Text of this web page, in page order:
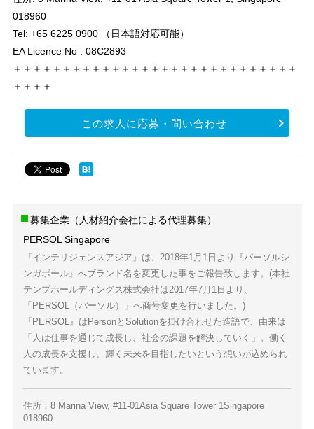
018960
Tel: +65 6225 0900 （日本語対応可能）
EA Licence No : 08C2893
＋＋＋＋＋＋＋＋＋＋＋＋＋＋＋＋＋＋＋＋＋＋＋＋＋＋＋＋＋
＋＋＋＋
この求人に応募・問い合わせ
募集企業（人材紹介会社による代理募集）
PERSOL Singapore
『インテリジェンスアジア』は、2018年1月1日より『パーソルシ
ンガポール』へブランド名を変更した事をご報告致します。(本社
テンプホールディングス株式会社は2017年7月1日より、
「PERSOL（パーソル）」へ商号変更を行いました。)
『PERSOL』はPersonとSolutionを掛け合わせた造語で、由来は
「人は仕事を通じて成長し、社会の課題を解決していく」。働く
人の成長を支援し、輝く未来を目指したいという想いが込められ
ています。
住所：8 Marina View, #11-01Asia Square Tower 1Singapore
018960